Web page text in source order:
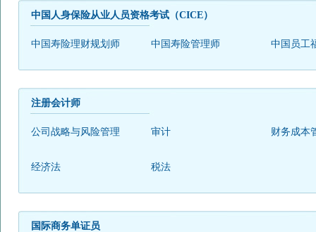
中国人身保险从业人员资格考试（CICE）
中国寿险理财规划师 中国寿险管理师 中国员工
注册会计师
公司战略与风险管理 审计 财务成本
经济法 税法
国际商务单证员